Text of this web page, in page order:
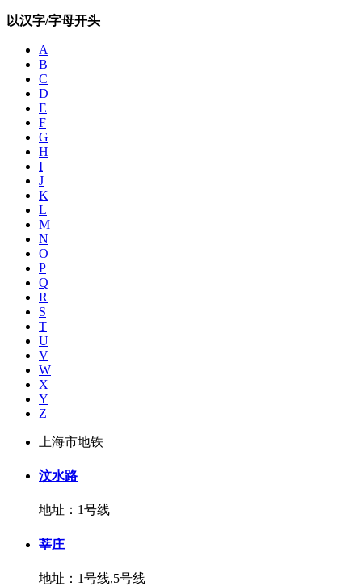
以汉字/字母开头
A
B
C
D
E
F
G
H
I
J
K
L
M
N
O
P
Q
R
S
T
U
V
W
X
Y
Z
上海市地铁
汶水路
地址：1号线
莘庄
地址：1号线,5号线